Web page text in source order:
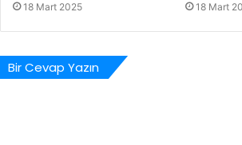
18 Mart 2025 18 Mart
Bir Cevap Yazın